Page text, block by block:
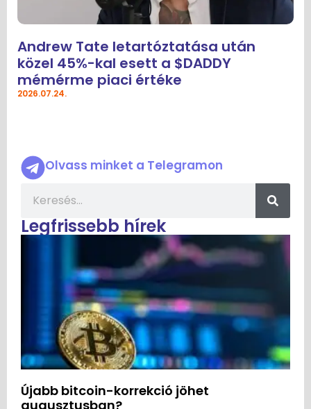
Andrew Tate letartóztatása után
közel 45%-kal esett a $DADDY
mémérme piaci értéke
2026.07.24.
Olvass minket a Telegramon
Legfrissebb hírek
Újabb bitcoin-korrekció jöhet
augusztusban?